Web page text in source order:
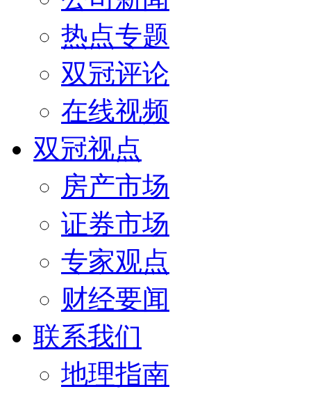
热点专题
双冠评论
在线视频
双冠视点
房产市场
证券市场
专家观点
财经要闻
联系我们
地理指南